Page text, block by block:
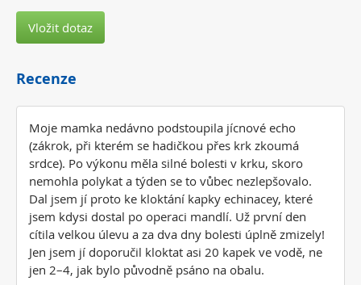
Vložit dotaz
Recenze
Moje mamka nedávno podstoupila jícnové echo
(zákrok, při kterém se hadičkou přes krk zkoumá
srdce). Po výkonu měla silné bolesti v krku, skoro
nemohla polykat a týden se to vůbec nezlepšovalo.
Dal jsem jí proto ke kloktání kapky echinacey, které
jsem kdysi dostal po operaci mandlí. Už první den
cítila velkou úlevu a za dva dny bolesti úplně zmizely!
Jen jsem jí doporučil kloktat asi 20 kapek ve vodě, ne
jen 2–4, jak bylo původně psáno na obalu.